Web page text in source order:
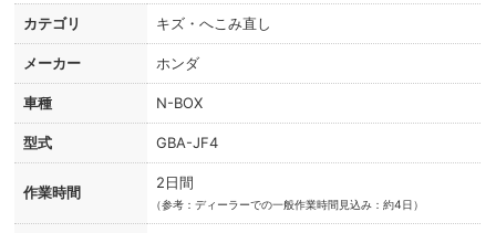
カテゴリ キズ・へこみ直し
メーカー ホンダ
車種 N-BOX
型式 GBA-JF4
作業時間
2日間
（参考：ディーラーでの一般作業時間見込み：約4日）